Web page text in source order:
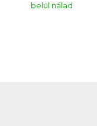
belül nálad